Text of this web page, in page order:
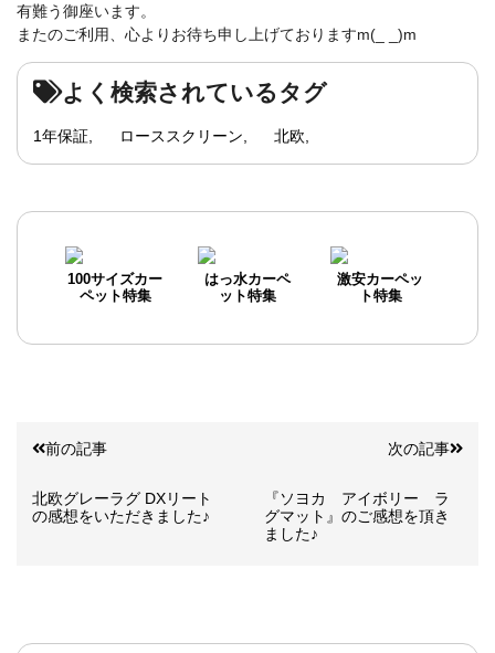
有難う御座います。
またのご利用、心よりお待ち申し上げておりますm(_ _)m
よく検索されているタグ
1年保証 ローススクリーン 北欧
100サイズカー
ペット特集
はっ水カーペ
ット特集
激安カーペッ
ト特集
前の記事
北欧グレーラグ DXリート
の感想をいただきました♪
次の記事
『ソヨカ アイボリー ラ
グマット』のご感想を頂き
ました♪